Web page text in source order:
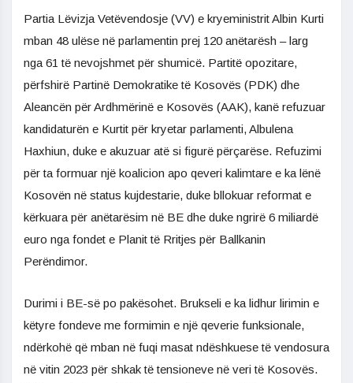
Partia Lëvizja Vetëvendosje (VV) e kryeministrit Albin Kurti
mban 48 ulëse në parlamentin prej 120 anëtarësh – larg
nga 61 të nevojshmet për shumicë. Partitë opozitare,
përfshirë Partinë Demokratike të Kosovës (PDK) dhe
Aleancën për Ardhmërinë e Kosovës (AAK), kanë refuzuar
kandidaturën e Kurtit për kryetar parlamenti, Albulena
Haxhiun, duke e akuzuar atë si figurë përçarëse. Refuzimi
për ta formuar një koalicion apo qeveri kalimtare e ka lënë
Kosovën në status kujdestarie, duke bllokuar reformat e
kërkuara për anëtarësim në BE dhe duke ngrirë 6 miliardë
euro nga fondet e Planit të Rritjes për Ballkanin
Perëndimor.
Durimi i BE-së po pakësohet. Brukseli e ka lidhur lirimin e
këtyre fondeve me formimin e një qeverie funksionale,
ndërkohë që mban në fuqi masat ndëshkuese të vendosura
në vitin 2023 për shkak të tensioneve në veri të Kosovës.